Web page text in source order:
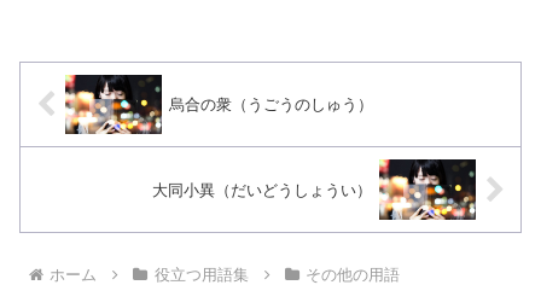
烏合の衆（うごうのしゅう）
大同小異（だいどうしょうい）
ホーム 役立つ用語集 その他の用語